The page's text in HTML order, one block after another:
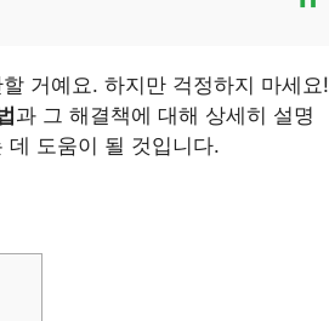
거예요. 하지만 걱정하지 마세요!
과 그 해결책에 대해 상세히 설명
데 도움이 될 것입니다.